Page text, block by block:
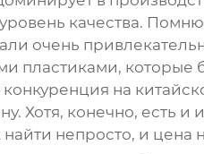
качества.
очень
пластиками, которые
на
Хотя, конечно, есть
найти непросто, и